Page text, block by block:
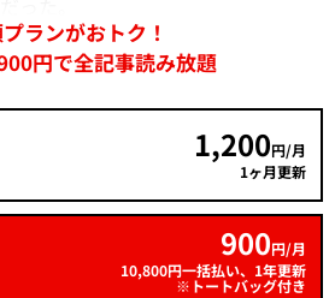
ランがおトク！
円で全記事読み放題
1,200円/月
1ヶ月更新
900円/月
10,800円一括払い、1年更新
※トートバッグ付き